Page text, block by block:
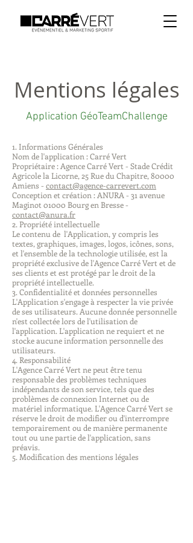
Mentions légales
Application GéoTeamChallenge
1. Informations Générales
Nom de l'application : Carré Vert
Propriétaire : Agence Carré Vert - Stade Crédit
Agricole la Licorne, 25 Rue du Chapitre, 80000
Amiens - contact@agence-carrevert.com
Conception et création : ANURA - 31 avenue
Maginot 01000 Bourg en Bresse -
contact@anura.fr
2. Propriété intellectuelle
Le contenu de l'Application, y compris les
textes, graphiques, images, logos, icônes, sons,
et l'ensemble de la technologie utilisée, est la
propriété exclusive de l'Agence Carré Vert et de
ses clients et est protégé par le droit de la
propriété intellectuelle.
3. Confidentialité et données personnelles
L'Application s'engage à respecter la vie privée
de ses utilisateurs. Aucune donnée personnelle
n'est collectée lors de l'utilisation de
l'application. L'application ne requiert et ne
stocke aucune information personnelle des
utilisateurs.
4. Responsabilité
L'Agence Carré Vert ne peut être tenu
responsable des problèmes techniques
indépendants de son service, tels que des
problèmes de connexion Internet ou de
matériel informatique. L'Agence Carré Vert se
réserve le droit de modifier ou d'interrompre
temporairement ou de manière permanente
tout ou une partie de l'application, sans
préavis.
5. Modification des mentions légales